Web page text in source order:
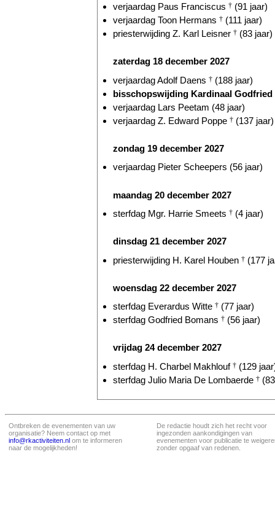
verjaardag Paus Franciscus † (91 jaar)
verjaardag Toon Hermans † (111 jaar)
priesterwijding Z. Karl Leisner † (83 jaar)
zaterdag 18 december 2027
verjaardag Adolf Daens † (188 jaar)
bisschopswijding Kardinaal
verjaardag Lars Peetam (48 jaar)
verjaardag Z. Edward Poppe † (137 jaar)
zondag 19 december 2027
verjaardag Pieter Scheepers (56 jaar)
maandag 20 december 2027
sterfdag Mgr. Harrie Smeets † (4 jaar)
dinsdag 21 december 2027
priesterwijding H. Karel Houben † (177
woensdag 22 december 2027
sterfdag Everardus Witte † (77 jaar)
sterfdag Godfried Bomans † (56 jaar)
vrijdag 24 december 2027
sterfdag H. Charbel Makhlouf † (129
sterfdag Julio Maria De Lombaerde †
Ontbreken de evenementen van uw
organisatie? Neem contact op met
info@rkactiviteiten.nl om te informeren
naar de mogelijkheden!
De redactie houdt zich het recht voor
ingezonden aankondigingen van
evenementen voor publicatie te
zonder opgaaf van redenen.